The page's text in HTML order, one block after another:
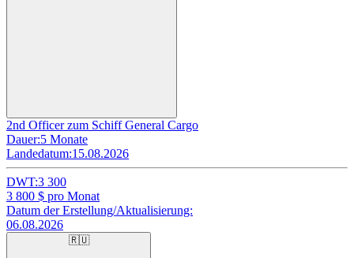
2nd Officer zum Schiff General Cargo
Dauer:5 Monate
Landedatum:15.08.2026
DWT:3 300
3 800 $ pro Monat
Datum der Erstellung/Aktualisierung:
06.08.2026
🇷🇺